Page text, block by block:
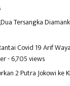
Tersangka
Covid 19 Arif
- 6,705 views
2 Putra Jokowi ke